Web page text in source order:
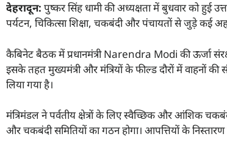
देहरादून: पुष्कर सिंह धामी की अध्यक्षता में बुधवार को हुई
पर्यटन, चिकित्सा शिक्षा, चकबंदी और पंचायतों से जुड़े कई
कैबिनेट बैठक में प्रधानमंत्री Narendra Modi की ऊर्जा
इसके तहत मुख्यमंत्री और मंत्रियों के फील्ड दौरों में वाहनों
लिया गया है।
मंत्रिमंडल ने पर्वतीय क्षेत्रों के लिए स्वैच्छिक और आंशिक
और चकबंदी समितियों का गठन होगा। आपत्तियों के